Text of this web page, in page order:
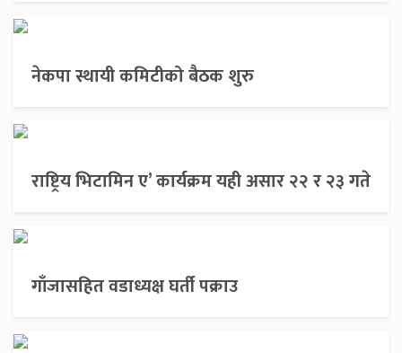
नेकपा स्थायी कमिटीको बैठक शुरु
राष्ट्रिय भिटामिन ए’ कार्यक्रम यही असार २२ र २३ गते
गाँजासहित वडाध्यक्ष घर्ती पक्राउ